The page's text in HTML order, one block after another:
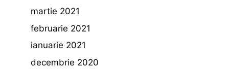
martie 2021
februarie 2021
ianuarie 2021
decembrie 2020